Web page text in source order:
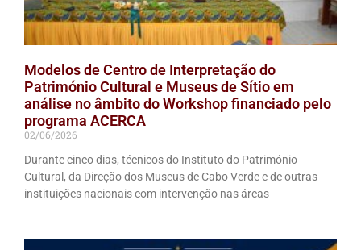
Modelos de Centro de Interpretação do
Património Cultural e Museus de Sítio em
análise no âmbito do Workshop financiado pelo
programa ACERCA
02/06/2026
Durante cinco dias, técnicos do Instituto do Património
Cultural, da Direção dos Museus de Cabo Verde e de outras
instituições nacionais com intervenção nas áreas